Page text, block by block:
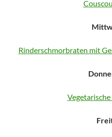
Rinderschmorbraten mit